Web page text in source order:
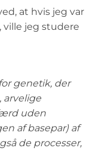
at hvis jeg var
ville jeg studere
genetik, der
arvelige
uden
af basepar) af
de processer,